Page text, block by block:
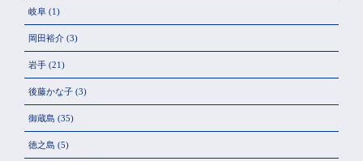
岐阜 (1)
岡田裕介 (3)
岩手 (21)
後藤かな子 (3)
御蔵島 (35)
徳之島 (5)